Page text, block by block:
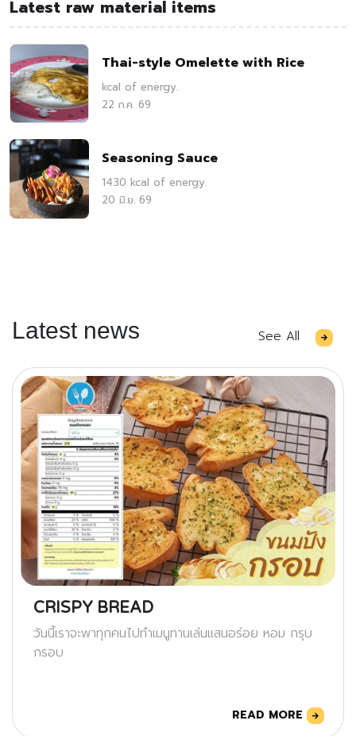
Latest raw material items
Thai-style Omelette with Rice
kcal of energy.
22 ก.ค. 69
Seasoning Sauce
1430 kcal of energy.
20 มิ.ย. 69
Latest news See All
CRISPY BREAD
วันนี้เราจะพาทุกคนไปทำเมนูทานเล่นแสนอร่อย หอม กรุบ
กรอบ
READ MORE